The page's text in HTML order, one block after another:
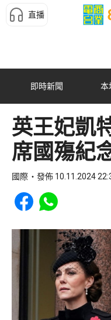
直播
即時新聞 本
英王妃凱
席國殤紀
國際 發佈 10.11.2024
Share to Facebook
Share to WhatsApp